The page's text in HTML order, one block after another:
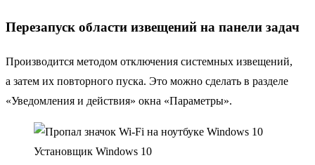
Перезапуск области извещений на панели задач
Производится методом отключения системных извещений,
а затем их повторного пуска. Это можно сделать в разделе
«Уведомления и действия» окна «Параметры».
Установщик Windows 10